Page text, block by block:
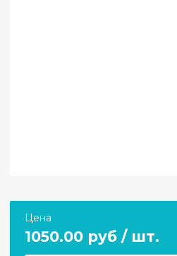
Цена
1050.00 руб / шт.